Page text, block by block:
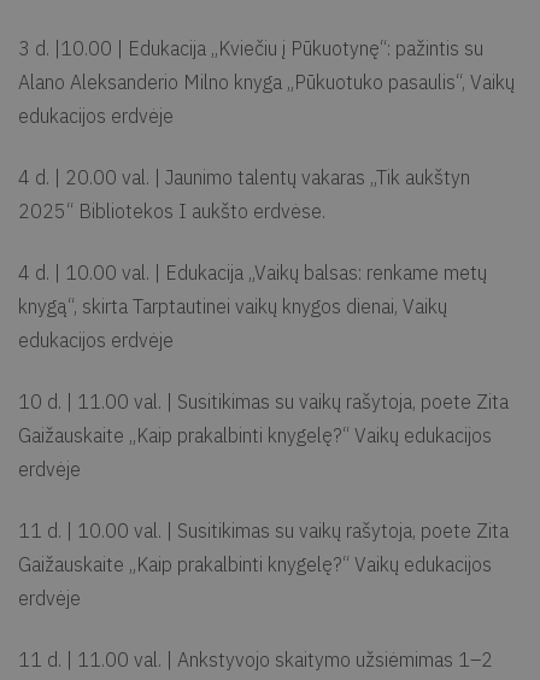
3 d. |10.00 | Edukacija „Kviečiu į Pūkuotynę“: pažintis su
Alano Aleksanderio Milno knyga „Pūkuotuko pasaulis“, Vaikų
edukacijos erdvėje
4 d. | 20.00 val. | Jaunimo talentų vakaras „Tik aukštyn
2025“ Bibliotekos I aukšto erdvėse.
4 d. | 10.00 val. | Edukacija „Vaikų balsas: renkame metų
knygą“, skirta Tarptautinei vaikų knygos dienai, Vaikų
edukacijos erdvėje
10 d. | 11.00 val. | Susitikimas su vaikų rašytoja, poete Zita
Gaižauskaite „Kaip prakalbinti knygelę?“ Vaikų edukacijos
erdvėje
11 d. | 10.00 val. | Susitikimas su vaikų rašytoja, poete Zita
Gaižauskaite „Kaip prakalbinti knygelę?“ Vaikų edukacijos
erdvėje
11 d. | 11.00 val. | Ankstyvojo skaitymo užsiėmimas 1–2